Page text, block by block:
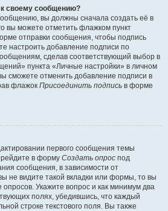
к своему сообщению?
вы должны сначала создать её в
вы можете отметить флажком пункт
отправки сообщения, чтобы подпись
настроить добавление подписи по
сделав соответствующий выбор в
пункта «Личные настройки» в личном
сможете отменить добавление подписи в
флажок Присоединить подпись в форме
первого сообщения темы
в форму Создать опрос под
сообщения, в зависимости от
не видите такой вкладки или формы, то вы
Укажите вопрос и как минимум два
полях, убедившись, что каждый
строке текстового поля. Вы также